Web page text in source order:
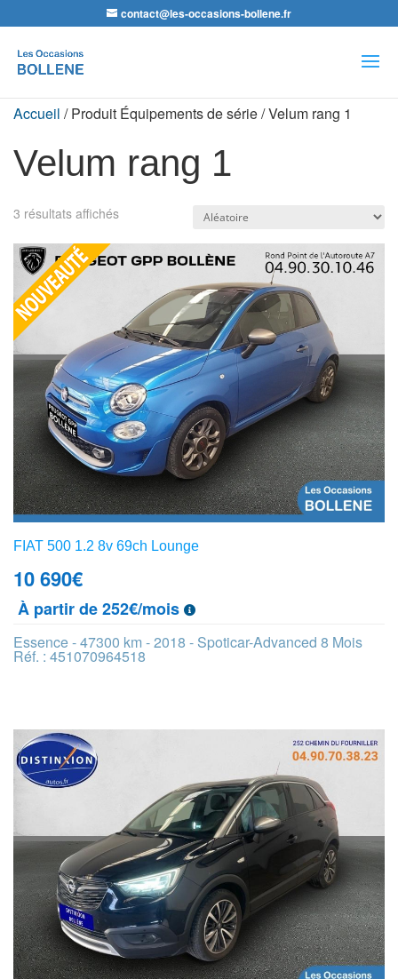
contact@les-occasions-bollene.fr
de
produits
Accueil / Produit Équipements de série / Velum rang 1
Velum rang 1
3 résultats affichés
FIAT 500 1.2 8v 69ch Lounge
10 690€
À partir de 252€/mois
Essence - 47300 km - 2018 - Spoticar-Advanced 8 Mois
Réf. : 451070964518